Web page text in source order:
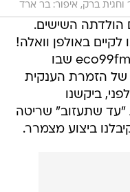
וחגית ברק, איפור: בר ארד
הולדתה השישים.
באולפן וואלה!
מצעד חגיגי של וואלה! בשיתוף eco99fm שבו
של הזמרת הענקית
ביקשנו
"עד שתעזוב" שריטה
ביצוע מצמרר.